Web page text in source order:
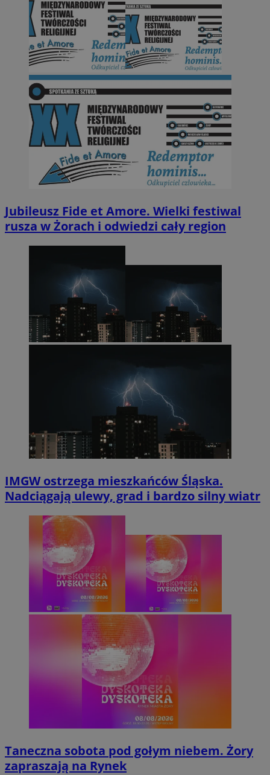
Jubileusz Fide et Amore. Wielki festiwal
rusza w Żorach i odwiedzi cały region
IMGW ostrzega mieszkańców Śląska.
Nadciągają ulewy, grad i bardzo silny wiatr
Taneczna sobota pod gołym niebem. Żory
zapraszają na Rynek